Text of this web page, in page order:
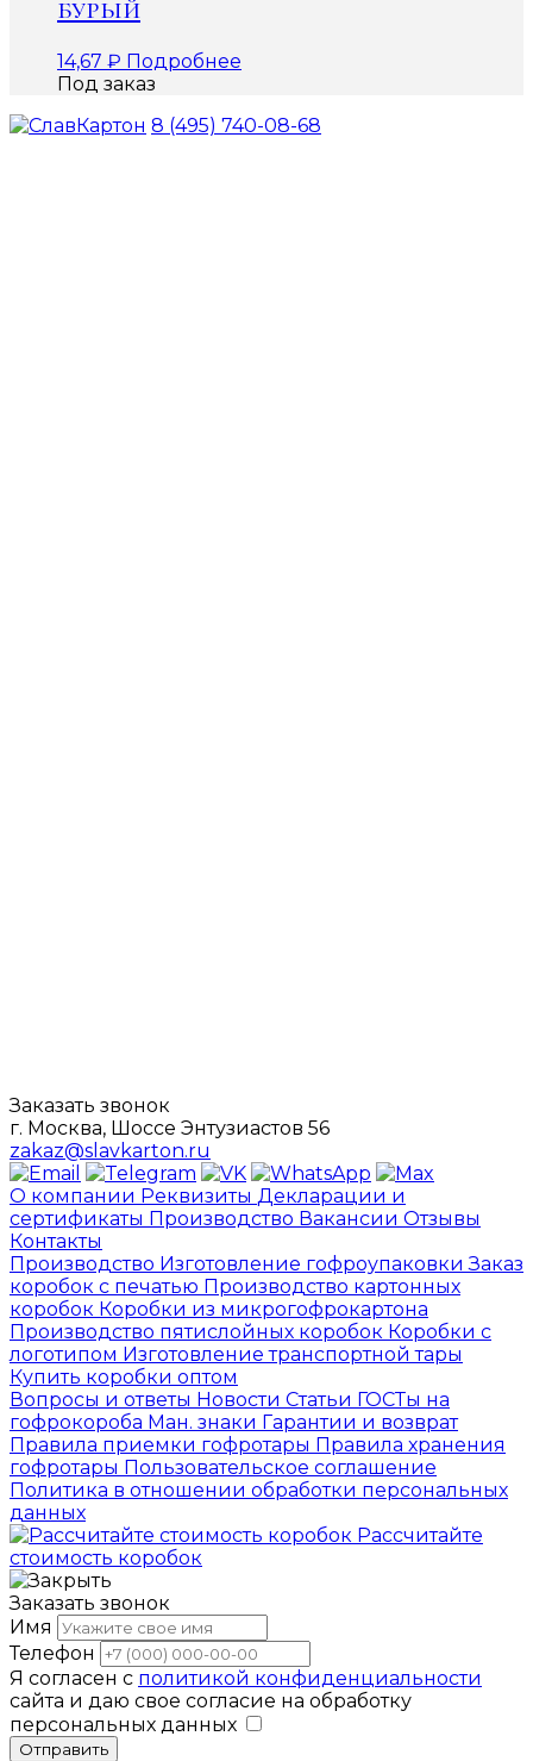
бурый
14,67 ₽ Подробнее
Под заказ
8 (495) 740-08-68
Заказать звонок
г. Москва, Шоссе Энтузиастов 56
zakaz@slavkarton.ru
О компании Реквизиты Декларации и
сертификаты Производство Вакансии Отзывы
Контакты
Производство Изготовление гофроупаковкиЗаказ
коробок с печатью Производство картонных
коробок Коробки из микрогофрокартона
Производство пятислойных коробок Коробки с
логотипом Изготовление транспортной тары
Купить коробки оптом
Вопросы и ответы Новости Статьи ГОСТы на
гофрокороба Ман. знаки Гарантии и возврат
Правила приемки гофротары Правила хранения
гофротары Пользовательское соглашение
Политика в отношении обработки персональных
данных
Рассчитайте
стоимость коробок
Заказать звонок
Имя
Телефон
Я согласен с политикой конфиденциальности
сайта и даю свое согласие на обработку
персональных данных
Отправить